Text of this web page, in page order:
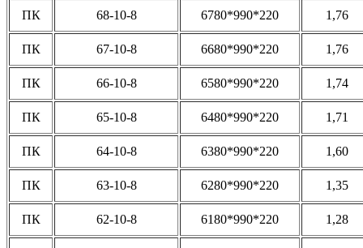
ПК 68-10-8 6780*990*220 1,76
ПК 67-10-8 6680*990*220 1,76
ПК 66-10-8 6580*990*220 1,74
ПК 65-10-8 6480*990*220 1,71
ПК 64-10-8 6380*990*220 1,60
ПК 63-10-8 6280*990*220 1,35
ПК 62-10-8 6180*990*220 1,28